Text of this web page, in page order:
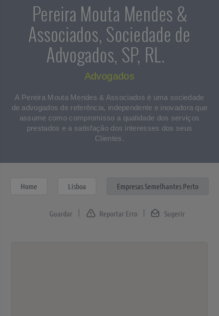
Pereira Mouta Mendes &
Associados, Sociedade de
Advogados, SP, RL.
Advogados
A Pereira Mouta Mendes & Associados é uma sociedade
de advogados de referência, independente e inovadora que
assume como compromisso a qualidade dos serviços
prestados e a satisfação dos interesses dos seus
Clientes.
Home Lisboa Empresas Semelhantes Perto
Sugerir
Reportar Erro